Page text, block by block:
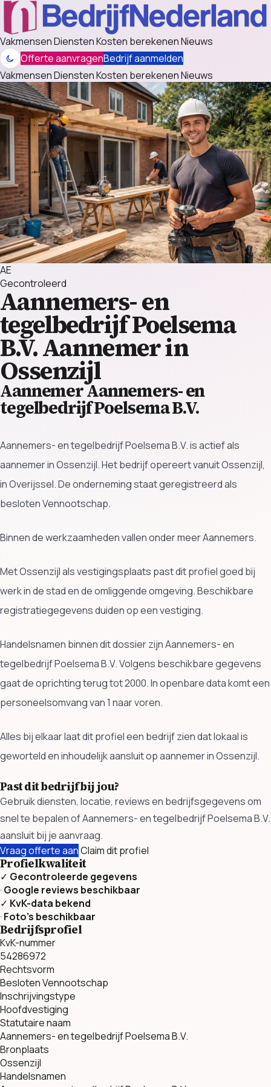
VakmensenDienstenKosten berekenenNieuws
Offerte aanvragenBedrijf aanmelden
VakmensenDienstenKosten berekenenNieuws
AE
Gecontroleerd
Aannemers- en
tegelbedrijf Poelsema
B.V.Aannemer in
Ossenzijl
Aannemer Aannemers- en
tegelbedrijf Poelsema B.V.
Aannemers- en tegelbedrijf Poelsema B.V. is actief als
aannemer in Ossenzijl. Het bedrijf opereert vanuit Ossenzijl,
in Overijssel. De onderneming staat geregistreerd als
besloten Vennootschap.
Binnen de werkzaamheden vallen onder meer Aannemers.
Met Ossenzijl als vestigingsplaats past dit profiel goed bij
werk in de stad en de omliggende omgeving. Beschikbare
registratiegegevens duiden op een vestiging.
Handelsnamen binnen dit dossier zijn Aannemers- en
tegelbedrijf Poelsema B.V. Volgens beschikbare gegevens
gaat de oprichting terug tot 2000. In openbare data komt een
personeelsomvang van 1 naar voren.
Alles bij elkaar laat dit profiel een bedrijf zien dat lokaal is
geworteld en inhoudelijk aansluit op aannemer in Ossenzijl.
Past dit bedrijf bij jou?
Gebruik diensten, locatie, reviews en bedrijfsgegevens om
snel te bepalen of Aannemers- en tegelbedrijf Poelsema B.V.
aansluit bij je aanvraag.
Vraag offerte aanClaim dit profiel
Profielkwaliteit
✓ Gecontroleerde gegevens
· Google reviews beschikbaar
✓ KvK-data bekend
· Foto’s beschikbaar
Bedrijfsprofiel
KvK-nummer
54286972
Rechtsvorm
Besloten Vennootschap
Inschrijvingstype
Hoofdvestiging
Statutaire naam
Aannemers- en tegelbedrijf Poelsema B.V.
Bronplaats
Ossenzijl
Handelsnamen